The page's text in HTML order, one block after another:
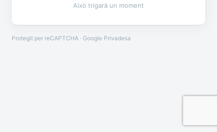
Això trigarà un moment
Protegit per reCAPTCHA · Google Privadesa